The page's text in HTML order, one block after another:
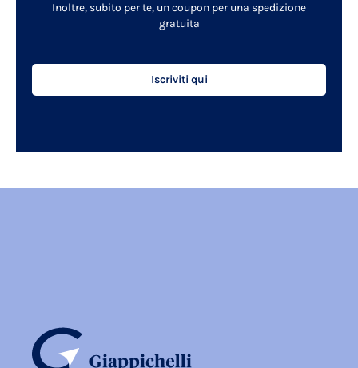
Inoltre, subito per te, un coupon per una spedizione
gratuita
Iscriviti qui